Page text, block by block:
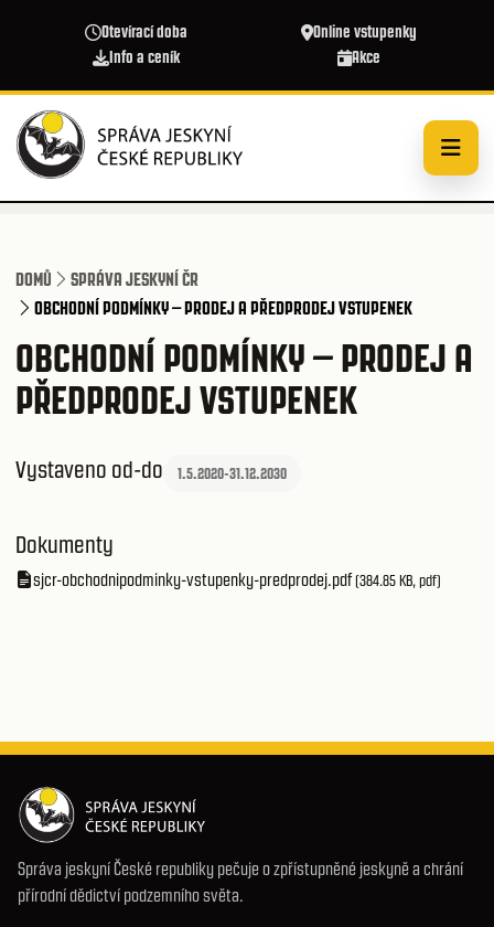
Otevírací doba
Online vstupenky
Info a ceník
Akce
DOMŮ
SPRÁVA JESKYNÍ ČR
OBCHODNÍ PODMÍNKY – PRODEJ A PŘEDPRODEJ VSTUPENEK
OBCHODNÍ PODMÍNKY – PRODEJ A
PŘEDPRODEJ VSTUPENEK
Vystaveno od-do 1.5.2020-31.12.2030
Dokumenty
sjcr-obchodnipodminky-vstupenky-predprodej.pdf(384.85 KB, pdf)
Správa jeskyní České republiky pečuje o zpřístupněné jeskyně a chrání
přírodní dědictví podzemního světa.